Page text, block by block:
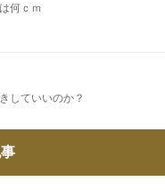
何ｃｍ
していいのか？